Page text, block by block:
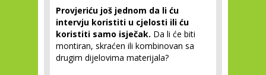
Provjeriću još jednom da li ću
intervju koristiti u cjelosti ili ću
koristiti samo isječak. Da li će biti
montiran, skraćen ili kombinovan sa
drugim dijelovima materijala?